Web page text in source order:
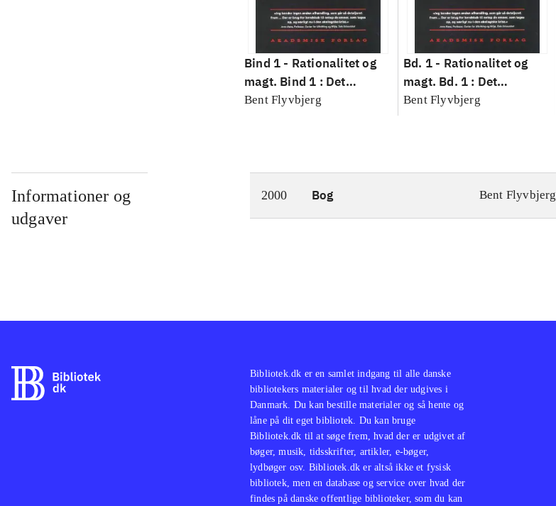
Bind 1 - Rationalitet og
magt. Bind 1 : Det
konkretes videnskab
Bent Flyvbjerg
Bd. 1 - Rationalitet og
magt. Bd. 1 : Det
konkretes videnskab
Bent Flyvbjerg
Informationer og
udgaver
2000 Bog Bent Flyvbjerg
Bibliotek.dk er en samlet indgang til alle danske
bibliotekers materialer og til hvad der udgives i
Danmark. Du kan bestille materialer og så hente og
låne på dit eget bibliotek. Du kan bruge
Bibliotek.dk til at søge frem, hvad der er udgivet af
bøger, musik, tidsskrifter, artikler, e-bøger,
lydbøger osv. Bibliotek.dk er altså ikke et fysisk
bibliotek, men en database og service over hvad der
findes på danske offentlige biblioteker, som du kan